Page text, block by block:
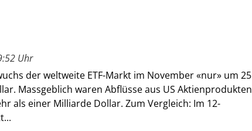
Uhr
der weltweite ETF-Markt im November «nur» um 25
Massgeblich waren Abflüsse aus US Aktienprodukten
als einer Milliarde Dollar. Zum Vergleich: Im 12-